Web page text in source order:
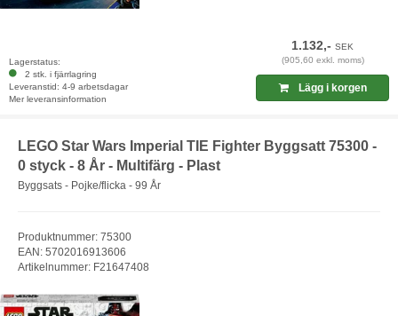
Lagerstatus:
2 stk. i fjärrlagring
Leveranstid: 4-9 arbetsdagar
Mer leveransinformation
1.132,-SEK
(905,60 exkl. moms)
Lägg i korgen
LEGO Star Wars Imperial TIE Fighter Byggsatt 75300 -
0 styck - 8 År - Multifärg - Plast
Byggsats - Pojke/flicka - 99 År
Produktnummer: 75300
EAN: 5702016913606
Artikelnummer: F21647408